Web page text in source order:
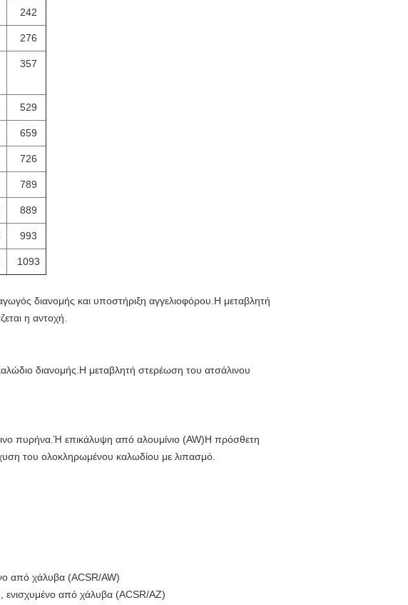
242
276
357
529
659
726
789
889
993
1093
διανομής και υποστήριξη αγγελιοφόρου.Η μεταβλητή
η αντοχή.
διανομής.Η μεταβλητή στερέωση του ατσάλινου
πυρήνα.Ή επικάλυψη από αλουμίνιο (AW)Η πρόσθετη
του ολοκληρωμένου καλωδίου με λιπασμό.
από χάλυβα (ACSR/AW)
ενισχυμένο από χάλυβα (ACSR/AZ)